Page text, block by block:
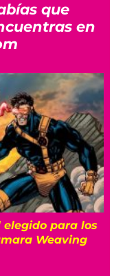
que
en
elegido para los
Weaving